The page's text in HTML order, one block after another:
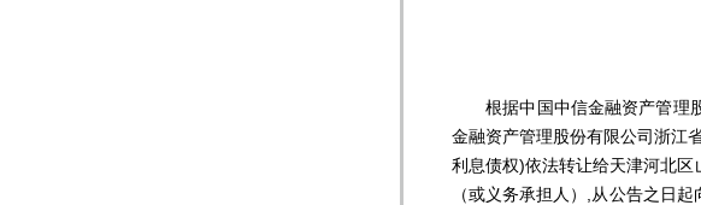
根据中国中信金融资产管理股
金融资产管理股份有限公司浙江
利息债权)依法转让给天津河北
（或义务承担人）,从公告之日